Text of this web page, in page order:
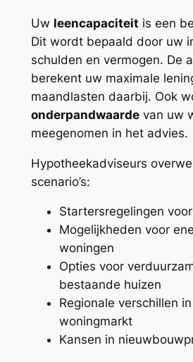
Uw leencapaciteit is een
Dit wordt bepaald door uw
schulden en vermogen. De
berekent uw maximale
maandlasten daarbij. Ook
onderpandwaardevan uw
meegenomen in het advies.
Hypotheekadviseurs
scenario’s:
Startersregelingen
Mogelijkheden voor
woningen
Opties voor
bestaande huizen
Regionale verschillen
woningmarkt
Kansen in